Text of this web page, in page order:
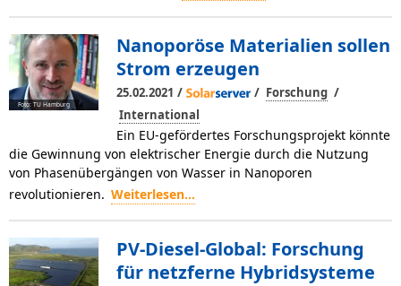
Foto: TU Hamburg
Nanoporöse Materialien sollen
Strom erzeugen
25.02.2021 / / Forschung /
International
Ein EU-gefördertes Forschungsprojekt könnte
die Gewinnung von elektrischer Energie durch die Nutzung
von Phasenübergängen von Wasser in Nanoporen
revolutionieren. Weiterlesen...
PV-Diesel-Global: Forschung
für netzferne Hybridsysteme